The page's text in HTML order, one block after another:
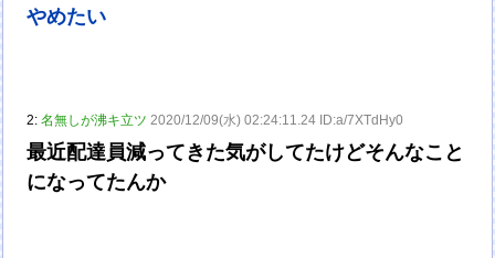
やめたい
2:名無しが沸キ立ツ 2020/12/09(水) 02:24:11.24 ID:a/7XTdHy0
最近配達員減ってきた気がしてたけどそんなこと
になってたんか